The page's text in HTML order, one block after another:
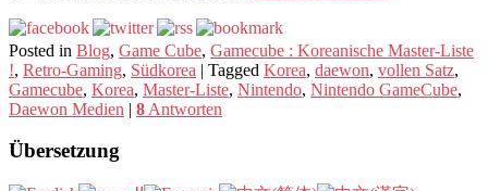
Posted in Blog, Game Cube, Gamecube : Koreanische Master-Liste
!, Retro-Gaming, Südkorea | Tagged Korea, daewon, vollen Satz,
Gamecube, Korea, Master-Liste, Nintendo, Nintendo GameCube,
Daewon Medien | 8 Antworten
Übersetzung